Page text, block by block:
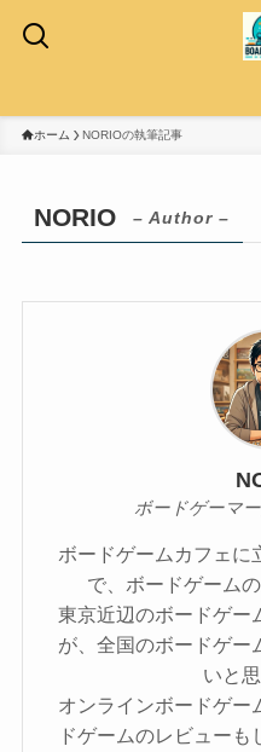
ホーム NORIOの執筆記事
NORIO – Author –
ボードゲーマ
ボードゲームカフェに
で、ボードゲーム
東京近辺のボードゲー
が、全国のボードゲー
いと
オンラインボードゲー
ドゲームのレビュー